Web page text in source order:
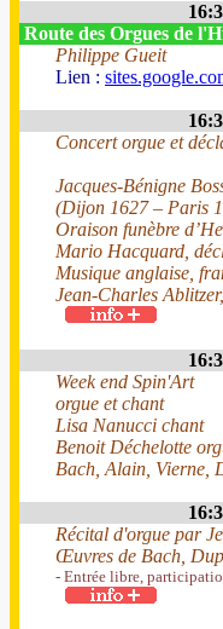
Route des Orgues de
Philippe Gueit
Lien :
Concert orgue et
Jacques-Bénigne
(Dijon 1627 – Paris
Oraison funèbre
Mario Hacquard,
Musique anglaise,
Jean-Charles
Week end Spin'Art
orgue et chant
Lisa Nanucci chant
Benoit Déchelotte
Bach, Alain, Vierne,
Récital d'orgue par
Œuvres de Bach,
- Entrée libre,